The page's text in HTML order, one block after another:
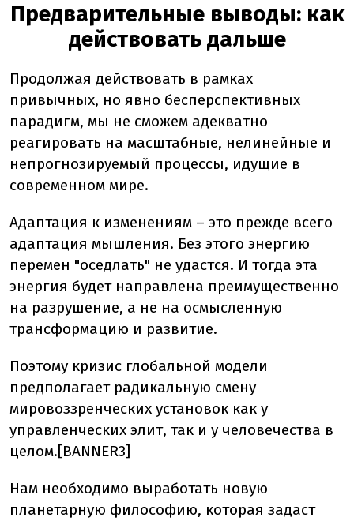
Предварительные выводы: как
действовать дальше
Продолжая действовать в рамках
привычных, но явно бесперспективных
парадигм, мы не сможем адекватно
реагировать на масштабные, нелинейные и
непрогнозируемый процессы, идущие в
современном мире.
Адаптация к изменениям – это прежде всего
адаптация мышления. Без этого энергию
перемен "оседлать" не удастся. И тогда эта
энергия будет направлена преимущественно
на разрушение, а не на осмысленную
трансформацию и развитие.
Поэтому кризис глобальной модели
предполагает радикальную смену
мировоззренческих установок как у
управленческих элит, так и у человечества в
целом.[BANNER3]
Нам необходимо выработать новую
планетарную философию, которая задаст